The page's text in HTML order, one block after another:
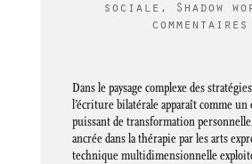
sociale , Shadow
commentaires
Dans le paysage complexe des
l’écriture bilatérale apparaît comme
puissant de transformation
ancrée dans la thérapie par les arts
technique multidimensionnelle